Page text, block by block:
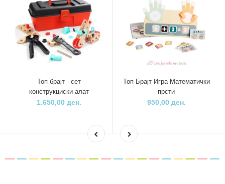
Топ брајт - сет
конструкциски алат
1.650,00 ден.
Топ Брајт Игра Математички
прсти
950,00 ден.